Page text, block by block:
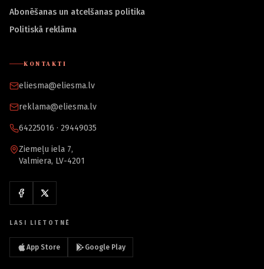
Abonēšanas un atcelšanas politika
Politiskā reklāma
KONTAKTI
eliesma@eliesma.lv
reklama@eliesma.lv
64225016 · 29449035
Ziemeļu iela 7,
Valmiera, LV-4201
LASI LIETOTNĒ
App Store Google Play